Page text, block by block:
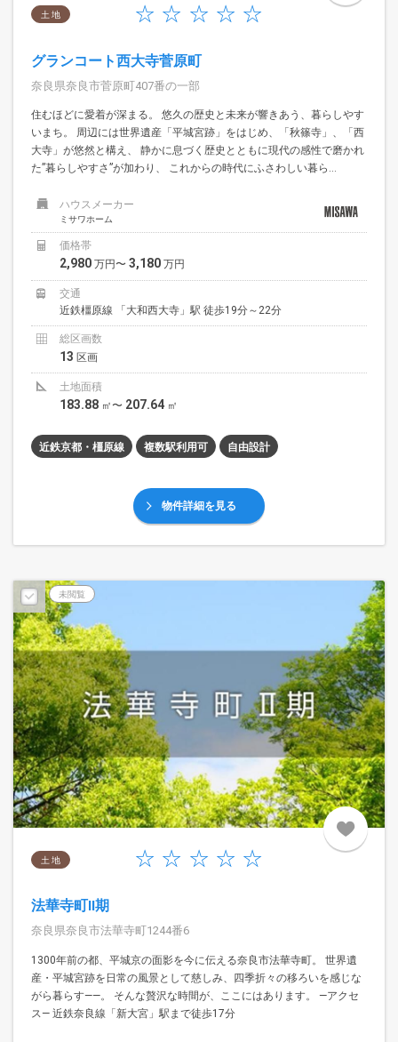
土 地
グランコート西大寺菅原町
奈良県奈良市菅原町407番の一部
住むほどに愛着が深まる。 悠久の歴史と未来が響きあう、暮らしやす
いまち。 周辺には世界遺産「平城宮跡」をはじめ、「秋篠寺」、「西
大寺」が悠然と構え、 静かに息づく歴史とともに現代の感性で磨かれ
た”暮らしやすさ”が加わり、 これからの時代にふさわしい暮ら...
ハウスメーカー
ミサワホーム
価格帯
2,980 万円〜 3,180 万円
交通
近鉄橿原線 「大和西大寺」駅 徒歩19分～22分
総区画数
13 区画
土地面積
183.88 ㎡〜 207.64 ㎡
近鉄京都・橿原線 複数駅利用可 自由設計
物件詳細を見る
未閲覧
土 地
法華寺町II期
奈良県奈良市法華寺町1244番6
1300年前の都、平城京の面影を今に伝える奈良市法華寺町。 世界遺
産・平城宮跡を日常の風景として慈しみ、四季折々の移ろいを感じな
がら暮らす——。 そんな贅沢な時間が、ここにはあります。 —アクセ
ス— 近鉄奈良線「新大宮」駅まで徒歩17分